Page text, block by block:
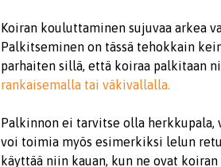
Koiran kouluttaminen sujuvaa arkea
Palkitseminen on tässä tehokkain
parhaiten sillä, että koiraa palkitaan
rankaisemalla tai väkivallalla.
Palkinnon ei tarvitse olla herkkupala,
voi toimia myös esimerkiksi lelun
käyttää niin kauan, kun ne ovat